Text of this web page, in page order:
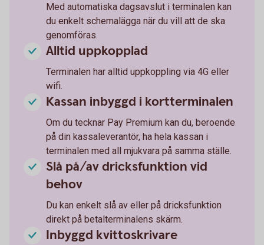
Med automatiska dagsavslut i terminalen kan
du enkelt schemalägga när du vill att de ska
genomföras.
Alltid uppkopplad
Terminalen har alltid uppkoppling via 4G eller
wifi.
Kassan inbyggd i kortterminalen
Om du tecknar Pay Premium kan du, beroende
på din kassaleverantör, ha hela kassan i
terminalen med all mjukvara på samma ställe.
Slå på/av dricksfunktion vid
behov
Du kan enkelt slå av eller på dricksfunktion
direkt på betalterminalens skärm.
Inbyggd kvittoskrivare